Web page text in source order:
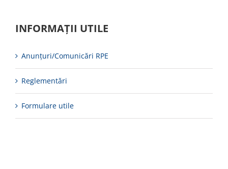
INFORMAȚII UTILE
Anunțuri/Comunicări RPE
Reglementări
Formulare utile